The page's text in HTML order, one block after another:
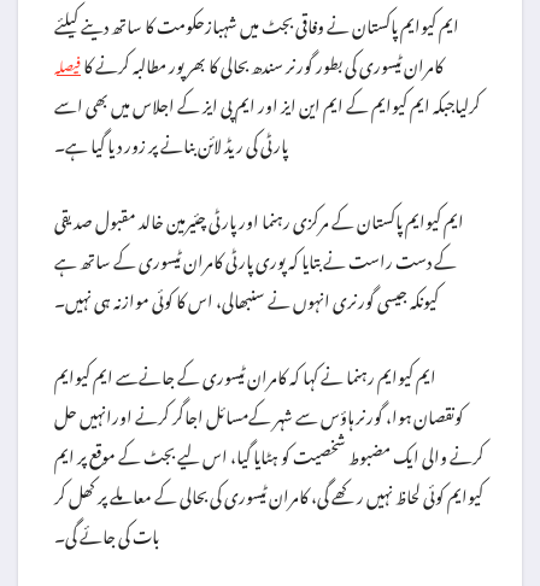
ایم کیوایم پاکستان نے وفاقی بجٹ میں شہبازحکومت کا ساتھ دینے کیلئے
کامران ٹیسوری کی بطور گورنر سندھ بحالی کا بھرپور مطالبہ کرنے کافیصلہ
کرلیاجبکہ ایم کیوایم کے ایم این ایز اور ایم پی ایز کے اجلاس میں بھی اسے
پارٹی کی ریڈ لائن بنانے پر زور دیا گیا ہے۔
ایم کیوایم پاکستان کے مرکزی رہنما اور پارٹی چئیرمین خالد مقبول صدیقی
کے دست راست نے بتایا کہ پوری پارٹی کامران ٹیسوری کے ساتھ ہے
کیونکہ جیسی گورنری انہوں نے سنبھالی، اس کا کوئی موازنہ ہی نہیں۔
ایم کیوایم رہنما نے کہا کہ کامران ٹیسوری کے جانےسے ایم کیوایم
کونقصان ہوا، گورنر ہاؤس سے شہر کےمسائل اجاگر کرنے اورانہیں حل
کرنے والی ایک مضبوط شخصیت کو ہٹایا گیا، اس لیے بجٹ کے موقع پر ایم
کیوایم کوئی لحاظ نہیں رکھے گی، کامران ٹیسوری کی بحالی کے معاملے پر کھل کر
بات کی جائے گی۔